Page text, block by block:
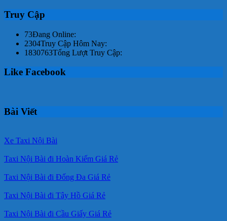
Truy Cập
73Đang Online:
2304Truy Cập Hôm Nay:
1830763Tổng Lượt Truy Cập:
Like Facebook
Bài Viết
Xe Taxi Nội Bài
Taxi Nội Bài đi Hoàn Kiếm Giá Rẻ
Taxi Nội Bài đi Đống Đa Giá Rẻ
Taxi Nội Bài đi Tây Hồ Giá Rẻ
Taxi Nội Bài đi Cầu Giấy Giá Rẻ